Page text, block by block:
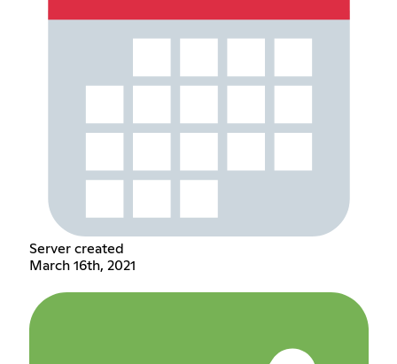
Server created
March 16th, 2021